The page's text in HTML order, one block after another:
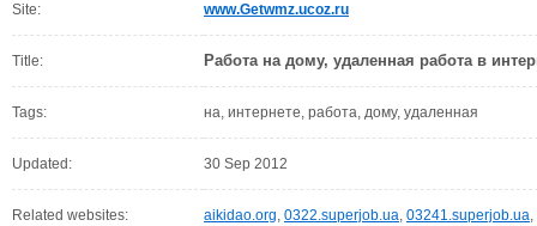
Site: www.Getwmz.ucoz.ru
Title: Работа на дому, удаленная работа в
Tags: на, интернете, работа, дому, удаленная
Updated: 30 Sep 2012
Related websites: aikidao.org, 0322.superjob.ua, 03241.superjob.ua,